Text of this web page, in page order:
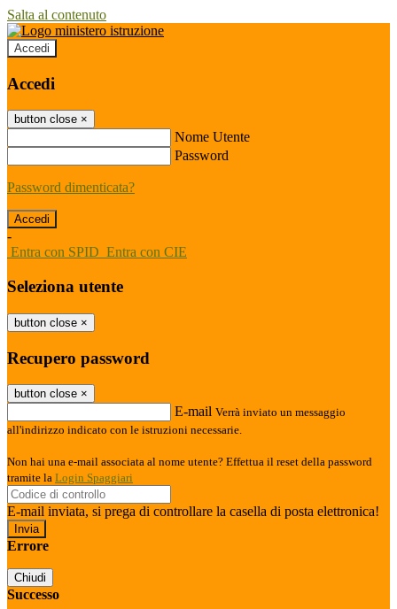
Salta al contenuto
Accedi
Accedi
button close ×
Nome Utente
Password
Password dimenticata?
-
Entra con SPID Entra con CIE
Seleziona utente
button close ×
Recupero password
button close ×
E-mail Verrà inviato un messaggio
all'indirizzo indicato con le istruzioni necessarie.
Non hai una e-mail associata al nome utente? Effettua il reset della password
tramite la Login Spaggiari
E-mail inviata, si prega di controllare la casella di posta elettronica!
Errore
Chiudi
Successo